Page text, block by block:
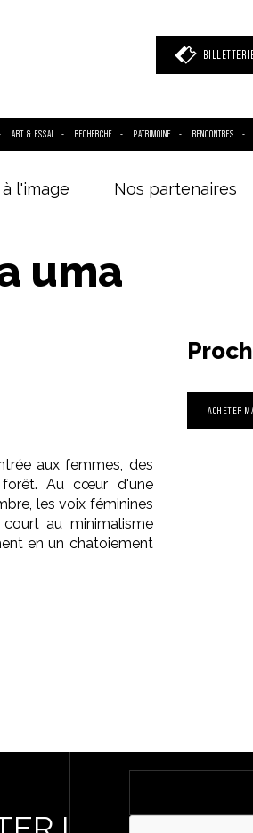
ART & ESSAI RECHERCHE PATRIMOINE RENCONTRES
l'image Nos partenaires
uma
aux femmes, des
forêt. Au cœur d'une
les voix féminines
au minimalisme
en un chatoiement
ACHETER